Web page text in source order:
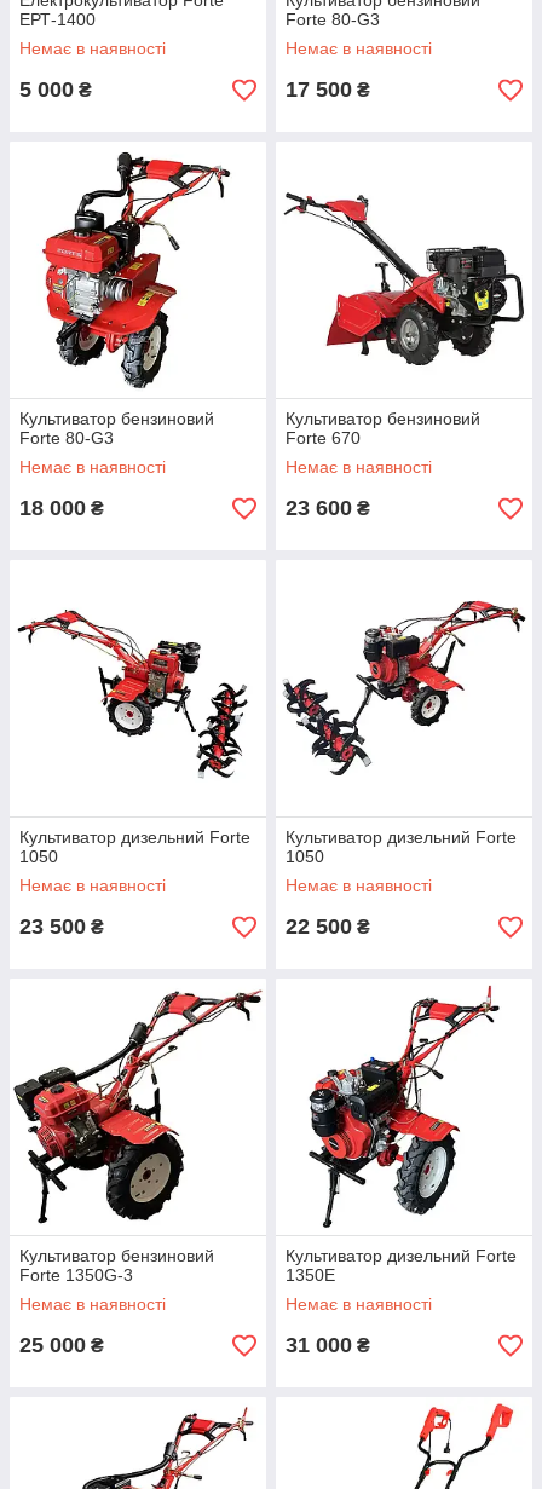
ЕРТ-1400
Немає в наявності
5 000 ₴
Forte 80-G3
Немає в наявності
17 500 ₴
Культиватор бензиновий
Forte 80-G3
Немає в наявності
18 000 ₴
Культиватор бензиновий
Forte 670
Немає в наявності
23 600 ₴
Культиватор дизельний Forte
1050
Немає в наявності
23 500 ₴
Культиватор дизельний Forte
1050
Немає в наявності
22 500 ₴
Культиватор бензиновий
Forte 1350G-3
Немає в наявності
25 000 ₴
Культиватор дизельний Forte
1350Е
Немає в наявності
31 000 ₴